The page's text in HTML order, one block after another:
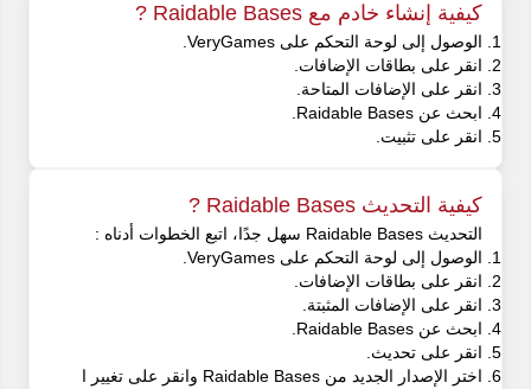
كيفية إنشاء خادم مع Raidable Bases ?
الوصول إلى لوحة التحكم على VeryGames.
انقر على بطاقات الإضافات.
انقر على الإضافات المتاحة.
ابحث عن Raidable Bases.
انقر على تثبيت.
كيفية التحديث Raidable Bases ?
التحديث Raidable Bases سهل جدًا، اتبع الخطوات أدناه :
الوصول إلى لوحة التحكم على VeryGames.
انقر على بطاقات الإضافات.
انقر على الإضافات المثبتة.
ابحث عن Raidable Bases.
انقر على تحديث.
اختر الإصدار الجديد من Raidable Bases وانقر على تغيير ا